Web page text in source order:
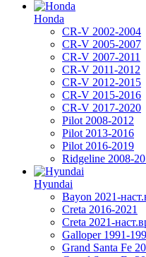
Honda
CR-V 2002-2004
CR-V 2005-2007
CR-V 2007-2011
CR-V 2011-2012
CR-V 2012-2015
CR-V 2015-2016
CR-V 2017-2020
Pilot 2008-2012
Pilot 2013-2016
Pilot 2016-2019
Ridgeline 2008-
Hyundai
Bayon 2021-
Creta 2016-2021
Creta 2021-
Galloper 1991-
Grand Santa Fe